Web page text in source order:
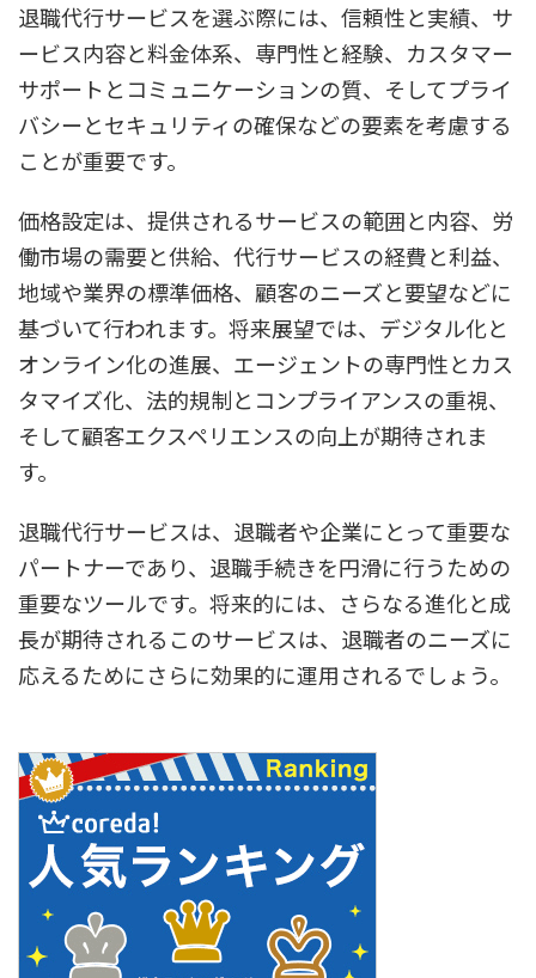
退職代行サービスを選ぶ際には、信頼性と実績、サ
ービス内容と料金体系、専門性と経験、カスタマー
サポートとコミュニケーションの質、そしてプライ
バシーとセキュリティの確保などの要素を考慮する
ことが重要です。
価格設定は、提供されるサービスの範囲と内容、労
働市場の需要と供給、代行サービスの経費と利益、
地域や業界の標準価格、顧客のニーズと要望などに
基づいて行われます。将来展望では、デジタル化と
オンライン化の進展、エージェントの専門性とカス
タマイズ化、法的規制とコンプライアンスの重視、
そして顧客エクスペリエンスの向上が期待されま
す。
退職代行サービスは、退職者や企業にとって重要な
パートナーであり、退職手続きを円滑に行うための
重要なツールです。将来的には、さらなる進化と成
長が期待されるこのサービスは、退職者のニーズに
応えるためにさらに効果的に運用されるでしょう。